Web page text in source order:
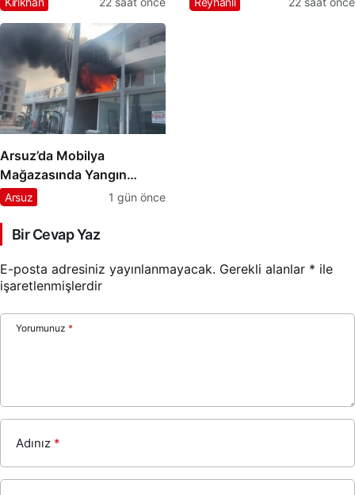
Arsuz’da Mobilya
Mağazasında Yangın
Paniği
Arsuz 1 gün önce
Bir Cevap Yaz
E-posta adresiniz yayınlanmayacak. Gerekli alanlar * ile
işaretlenmişlerdir
Yorumunuz *
Adınız *